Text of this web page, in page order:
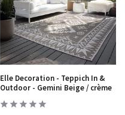
Elle Decoration - Teppich In &
Outdoor - Gemini Beige / crème